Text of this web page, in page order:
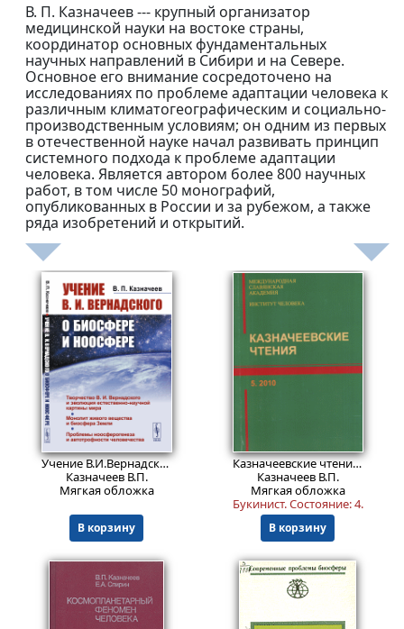
В. П. Казначеев --- крупный организатор
медицинской науки на востоке страны,
координатор основных фундаментальных
научных направлений в Сибири и на Севере.
Основное его внимание сосредоточено на
исследованиях по проблеме адаптации человека к
различным климатогеографическим и социально-
производственным условиям; он одним из первых
в отечественной науке начал развивать принцип
системного подхода к проблеме адаптации
человека. Является автором более 800 научных
работ, в том числе 50 монографий,
опубликованных в России и за рубежом, а также
ряда изобретений и открытий.
741
Учение В.И.Вернадского о биосфере и ноосфере.
Изд.
Казначеев В.П.
Мягкая обложка
В корзину
Казначеевские чтения №5, 2010. Проблемы биосферы и современность.
Казначеев В.П.
Мягкая обложка
Букинист.Состояние: 4.
В корзину